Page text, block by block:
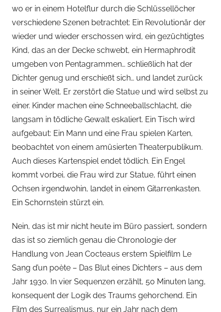
wo er in einem Hotelflur durch die Schlüssellöcher
verschiedene Szenen betrachtet: Ein Revolutionär der
wieder und wieder erschossen wird, ein gezüchtigtes
Kind, das an der Decke schwebt, ein Hermaphrodit
umgeben von Pentagrammen… schließlich hat der
Dichter genug und erschießt sich… und landet zurück
in seiner Welt. Er zerstört die Statue und wird selbst zu
einer. Kinder machen eine Schneeballschlacht, die
langsam in tödliche Gewalt eskaliert. Ein Tisch wird
aufgebaut: Ein Mann und eine Frau spielen Karten,
beobachtet von einem amüsierten Theaterpublikum.
Auch dieses Kartenspiel endet tödlich. Ein Engel
kommt vorbei, die Frau wird zur Statue, führt einen
Ochsen irgendwohin, landet in einem Gitarrenkasten.
Ein Schornstein stürzt ein.
Nein, das ist mir nicht heute im Büro passiert, sondern
das ist so ziemlich genau die Chronologie der
Handlung von Jean Cocteaus erstem Spielfilm Le
Sang d’un poète – Das Blut eines Dichters – aus dem
Jahr 1930. In vier Sequenzen erzählt, 50 Minuten lang,
konsequent der Logik des Traums gehorchend. Ein
Film des Surrealismus, nur ein Jahr nach dem